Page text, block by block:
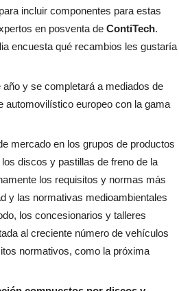
incluir componentes para estas
en posventa de ContiTech.
encuesta qué recambios les gustaría
y se completará a mediados de
automovilístico europeo con la gama
mercado en los grupos de productos
discos y pastillas de freno de la
los requisitos y normas más
y las normativas medioambientales
los concesionarios y talleres
al creciente número de vehículos
normativos, como la próxima